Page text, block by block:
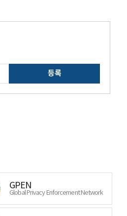
등록
GPEN
Global Privacy Enforcement Network